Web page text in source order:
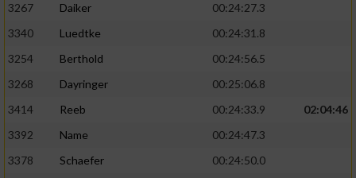
3267
Daiker
00:24:27.3
3340
Luedtke
00:24:31.8
3254
Berthold
00:24:56.5
3268
Dayringer
00:25:06.8
3414
Reeb 00:24:33.9
02:04:46
3392
Name
00:24:47.3
3378
Schaefer
00:24:50.0